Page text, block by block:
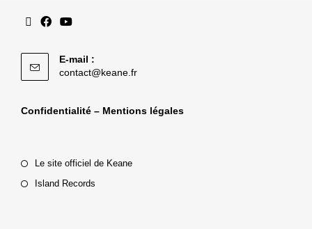
E-mail :
contact@keane.fr
Confidentialité – Mentions légales
Le site officiel de Keane
Island Records